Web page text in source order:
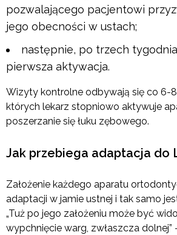
pozwalającego pacjentowi
jego obecności w ustach;
następnie, po trzech
pierwsza aktywacja.
Wizyty kontrolne odbywają się co 6-
których lekarz stopniowo aktywuje
poszerzanie się łuku zębowego.
Jak przebiega adaptacja do
Założenie każdego aparatu
adaptacji w jamie ustnej i tak samo
„Tuż po jego założeniu może być
wypchnięcie warg, zwłaszcza dolnej”